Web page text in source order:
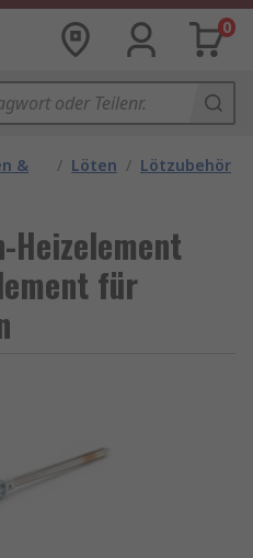
0
&
/ Löten / Lötzubehör
Heizelement
für